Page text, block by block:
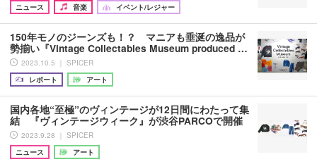
ニュース
音楽 イベント/レジャー
150年モノのジーンズも！？ マニアも垂涎の逸品が
勢揃い『Vintage Collectables Museum produced …
2023.10.5 ｜ SPICER
レポート
アート
国内各地“⾄極”のヴィンテージが12日間にわたって集
結 『ヴィンテージウィーク』が渋⾕PARCOで開催
2023.9.28 ｜ SPICER
ニュース
アート